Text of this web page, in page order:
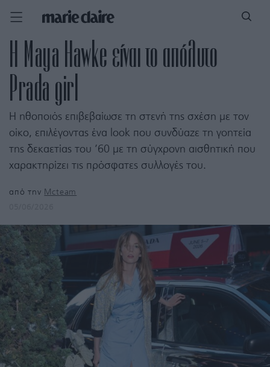
Η Maya Hawke είναι το απόλυτο
Prada girl
H ηθοποιός επιβεβαίωσε τη στενή της σχέση με τον
οίκο, επιλέγοντας ένα look που συνδύαζε τη γοητεία
της δεκαετίας του ’60 με τη σύγχρονη αισθητική που
χαρακτηρίζει τις πρόσφατες συλλογές του.
από την Mcteam